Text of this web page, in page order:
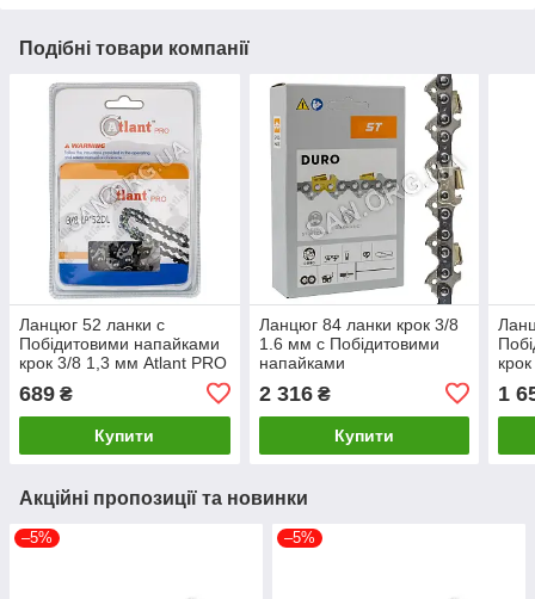
Подібні товари компанії
Ланцюг 52 ланки c
Побідитовими напайками
крок 3/8 1,3 мм Atlant PRO
689 ₴
Купити
Ланцюг 84 ланки крок 3/8
1.6 мм c Побідитовими
напайками
2 316₴
Купити
1
Акційні пропозиції та новинки
–5% –5%